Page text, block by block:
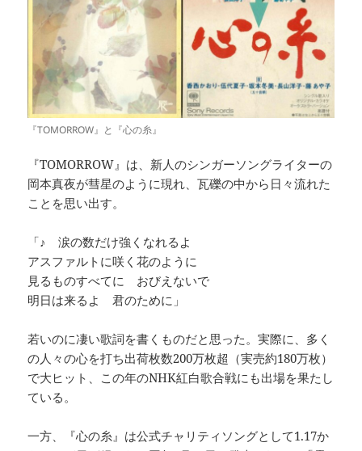
『TOMORROW』と『心の糸』
『TOMORROW』は、新人のシンガーソングライターの
岡本真夜が彗星のように現れ、瓦礫の中から日々流れた
ことを思い出す。
「♪ 涙の数だけ強くなれるよ
アスファルトに咲く花のように
見るものすべてに おびえないで
明日は来るよ 君のために」
若いのに凄い歌詞を書くものだと思った。実際に、多く
の人々の心を打ち出荷枚数200万枚超（実売約180万枚）
で大ヒット、この年のNHK紅白歌合戦にも出場を果たし
ている。
一方、『心の糸』は公式チャリティソングとして1.17か